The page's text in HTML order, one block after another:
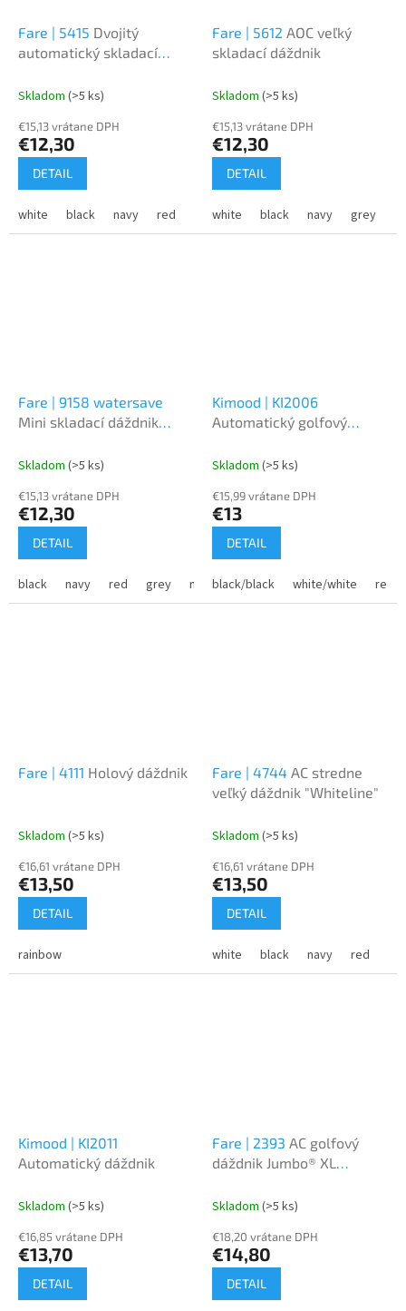
Fare | 5415 Dvojitý
automatický skladací
Skladom (>5 ks)
€15,13 vrátane DPH
€12,30
DETAIL
white black navy red grey
Fare | 5612 AOC veľký
skladací dáždnik
Skladom (>5 ks)
€15,13 vrátane DPH
€12,30
DETAIL
white black navy grey
Fare | 9158 watersave
Mini skladací dáždnik
Skladom (>5 ks)
€15,13 vrátane DPH
€12,30
DETAIL
black navy red grey natural lime
Kimood | KI2006
Automatický golfový
Skladom (>5 ks)
€15,99 vrátane DPH
€13
DETAIL
black/black white/white red/
Fare | 4111 Holový dáždnik
Skladom (>5 ks)
€16,61 vrátane DPH
€13,50
DETAIL
rainbow
Fare | 4744 AC stredne
veľký dáždnik "Whiteline"
Skladom (>5 ks)
€16,61 vrátane DPH
€13,50
DETAIL
white black navy red
Kimood | KI2011
Automatický dáždnik
Skladom (>5 ks)
€16,85 vrátane DPH
€13,70
DETAIL
Fare | 2393 AC golfový
dáždnik Jumbo® XL
Skladom (>5 ks)
€18,20 vrátane DPH
€14,80
DETAIL